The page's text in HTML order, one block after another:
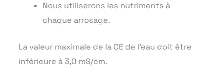
Nous utiliserons les nutriments à
chaque arrosage.
La valeur maximale de la CE de l’eau doit être
inférieure à 3,0 mS/cm.